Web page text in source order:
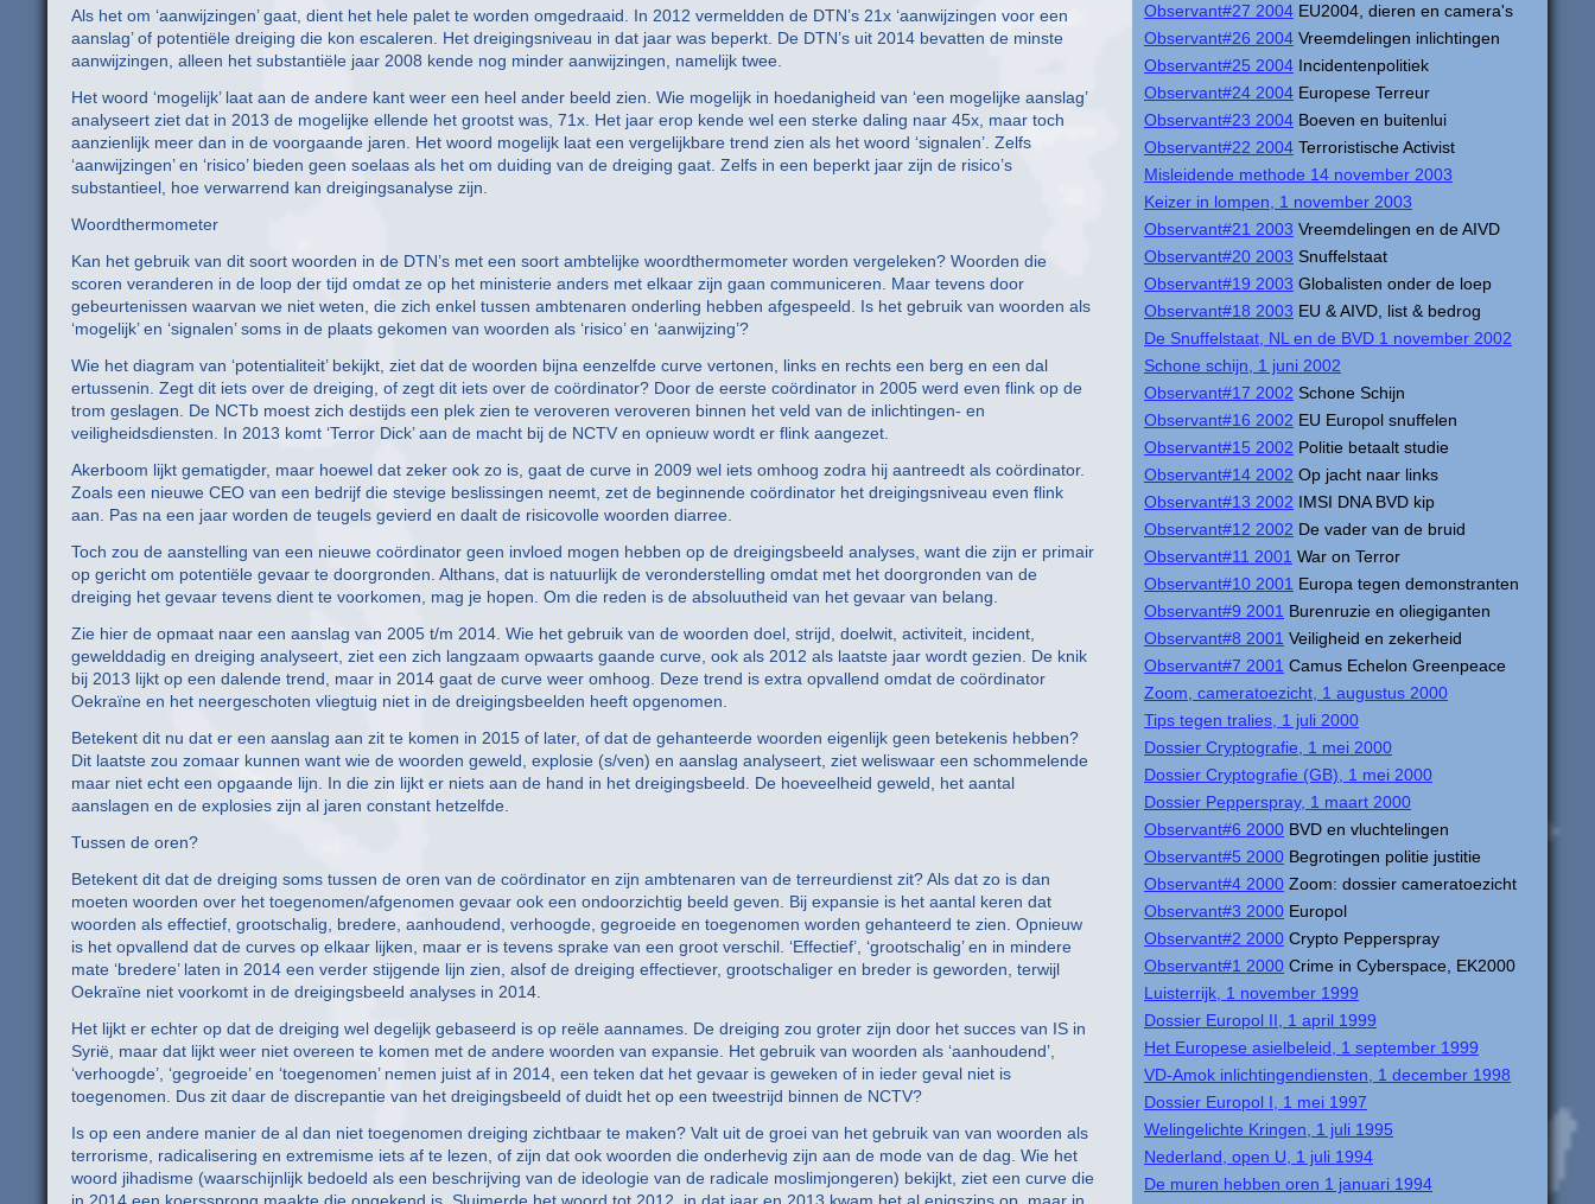
Observant#27 2004 EU2004, dieren en camera's
Observant#26 2004 Vreemdelingen inlichtingen
Observant#25 2004 Incidentenpolitiek
Observant#24 2004 Europese Terreur
Observant#23 2004 Boeven en buitenlui
Observant#22 2004 Terroristische Activist
Misleidende methode 14 november 2003
Keizer in lompen, 1 november 2003
Observant#21 2003 Vreemdelingen en de AIVD
Observant#20 2003 Snuffelstaat
Observant#19 2003 Globalisten onder de loep
Observant#18 2003 EU & AIVD, list & bedrog
De Snuffelstaat, NL en de BVD 1 november 2002
Schone schijn, 1 juni 2002
Observant#17 2002 Schone Schijn
Observant#16 2002 EU Europol snuffelen
Observant#15 2002 Politie betaalt studie
Observant#14 2002 Op jacht naar links
Observant#13 2002 IMSI DNA BVD kip
Observant#12 2002 De vader van de bruid
Observant#11 2001 War on Terror
Observant#10 2001 Europa tegen demonstranten
Observant#9 2001 Burenruzie en oliegiganten
Observant#8 2001 Veiligheid en zekerheid
Observant#7 2001 Camus Echelon Greenpeace
Zoom, cameratoezicht, 1 augustus 2000
Tips tegen tralies, 1 juli 2000
Dossier Cryptografie, 1 mei 2000
Dossier Cryptografie (GB), 1 mei 2000
Dossier Pepperspray, 1 maart 2000
Observant#6 2000 BVD en vluchtelingen
Observant#5 2000 Begrotingen politie justitie
Observant#4 2000 Zoom: dossier cameratoezicht
Observant#3 2000 Europol
Observant#2 2000 Crypto Pepperspray
Observant#1 2000 Crime in Cyberspace, EK2000
Luisterrijk, 1 november 1999
Dossier Europol II, 1 april 1999
Het Europese asielbeleid, 1 september 1999
VD-Amok inlichtingendiensten, 1 december 1998
Dossier Europol I, 1 mei 1997
Welingelichte Kringen, 1 juli 1995
Nederland, open U, 1 juli 1994
De muren hebben oren 1 januari 1994
Als het om ‘aanwijzingen’ gaat, dient het hele palet te worden omgedraaid. In 2012 vermeldden de DTN’s 21x ‘aanwijzingen voor een
aanslag’ of potentiële dreiging die kon escaleren. Het dreigingsniveau in dat jaar was beperkt. De DTN’s uit 2014 bevatten de minste
aanwijzingen, alleen het substantiële jaar 2008 kende nog minder aanwijzingen, namelijk twee.
Het woord ‘mogelijk’ laat aan de andere kant weer een heel ander beeld zien. Wie mogelijk in hoedanigheid van ‘een mogelijke aanslag’
analyseert ziet dat in 2013 de mogelijke ellende het grootst was, 71x. Het jaar erop kende wel een sterke daling naar 45x, maar toch
aanzienlijk meer dan in de voorgaande jaren. Het woord mogelijk laat een vergelijkbare trend zien als het woord ‘signalen’. Zelfs
‘aanwijzingen’ en ‘risico’ bieden geen soelaas als het om duiding van de dreiging gaat. Zelfs in een beperkt jaar zijn de risico’s
substantieel, hoe verwarrend kan dreigingsanalyse zijn.
Woordthermometer
Kan het gebruik van dit soort woorden in de DTN’s met een soort ambtelijke woordthermometer worden vergeleken? Woorden die
scoren veranderen in de loop der tijd omdat ze op het ministerie anders met elkaar zijn gaan communiceren. Maar tevens door
gebeurtenissen waarvan we niet weten, die zich enkel tussen ambtenaren onderling hebben afgespeeld. Is het gebruik van woorden als
‘mogelijk’ en ‘signalen’ soms in de plaats gekomen van woorden als ‘risico’ en ‘aanwijzing’?
Wie het diagram van ‘potentialiteit’ bekijkt, ziet dat de woorden bijna eenzelfde curve vertonen, links en rechts een berg en een dal
ertussenin. Zegt dit iets over de dreiging, of zegt dit iets over de coördinator? Door de eerste coördinator in 2005 werd even flink op de
trom geslagen. De NCTb moest zich destijds een plek zien te veroveren veroveren binnen het veld van de inlichtingen- en
veiligheidsdiensten. In 2013 komt ‘Terror Dick’ aan de macht bij de NCTV en opnieuw wordt er flink aangezet.
Akerboom lijkt gematigder, maar hoewel dat zeker ook zo is, gaat de curve in 2009 wel iets omhoog zodra hij aantreedt als coördinator.
Zoals een nieuwe CEO van een bedrijf die stevige beslissingen neemt, zet de beginnende coördinator het dreigingsniveau even flink
aan. Pas na een jaar worden de teugels gevierd en daalt de risicovolle woorden diarree.
Toch zou de aanstelling van een nieuwe coördinator geen invloed mogen hebben op de dreigingsbeeld analyses, want die zijn er primair
op gericht om potentiële gevaar te doorgronden. Althans, dat is natuurlijk de veronderstelling omdat met het doorgronden van de
dreiging het gevaar tevens dient te voorkomen, mag je hopen. Om die reden is de absoluutheid van het gevaar van belang.
Zie hier de opmaat naar een aanslag van 2005 t/m 2014. Wie het gebruik van de woorden doel, strijd, doelwit, activiteit, incident,
gewelddadig en dreiging analyseert, ziet een zich langzaam opwaarts gaande curve, ook als 2012 als laatste jaar wordt gezien. De knik
bij 2013 lijkt op een dalende trend, maar in 2014 gaat de curve weer omhoog. Deze trend is extra opvallend omdat de coördinator
Oekraïne en het neergeschoten vliegtuig niet in de dreigingsbeelden heeft opgenomen.
Betekent dit nu dat er een aanslag aan zit te komen in 2015 of later, of dat de gehanteerde woorden eigenlijk geen betekenis hebben?
Dit laatste zou zomaar kunnen want wie de woorden geweld, explosie (s/ven) en aanslag analyseert, ziet weliswaar een schommelende
maar niet echt een opgaande lijn. In die zin lijkt er niets aan de hand in het dreigingsbeeld. De hoeveelheid geweld, het aantal
aanslagen en de explosies zijn al jaren constant hetzelfde.
Tussen de oren?
Betekent dit dat de dreiging soms tussen de oren van de coördinator en zijn ambtenaren van de terreurdienst zit? Als dat zo is dan
moeten woorden over het toegenomen/afgenomen gevaar ook een ondoorzichtig beeld geven. Bij expansie is het aantal keren dat
woorden als effectief, grootschalig, bredere, aanhoudend, verhoogde, gegroeide en toegenomen worden gehanteerd te zien. Opnieuw
is het opvallend dat de curves op elkaar lijken, maar er is tevens sprake van een groot verschil. ‘Effectief’, ‘grootschalig’ en in mindere
mate ‘bredere’ laten in 2014 een verder stijgende lijn zien, alsof de dreiging effectiever, grootschaliger en breder is geworden, terwijl
Oekraïne niet voorkomt in de dreigingsbeeld analyses in 2014.
Het lijkt er echter op dat de dreiging wel degelijk gebaseerd is op reële aannames. De dreiging zou groter zijn door het succes van IS in
Syrië, maar dat lijkt weer niet overeen te komen met de andere woorden van expansie. Het gebruik van woorden als ‘aanhoudend’,
‘verhoogde’, ‘gegroeide’ en ‘toegenomen’ nemen juist af in 2014, een teken dat het gevaar is geweken of in ieder geval niet is
toegenomen. Dus zit daar de discrepantie van het dreigingsbeeld of duidt het op een tweestrijd binnen de NCTV?
Is op een andere manier de al dan niet toegenomen dreiging zichtbaar te maken? Valt uit de groei van het gebruik van van woorden als
terrorisme, radicalisering en extremisme iets af te lezen, of zijn dat ook woorden die onderhevig zijn aan de mode van de dag. Wie het
woord jihadisme (waarschijnlijk bedoeld als een beschrijving van de ideologie van de radicale moslimjongeren) bekijkt, ziet een curve die